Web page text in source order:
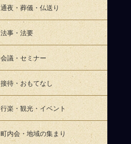
通夜・葬儀・仏送り
法事・法要
会議・セミナー
接待・おもてなし
行楽・観光・イベント
町内会・地域の集まり